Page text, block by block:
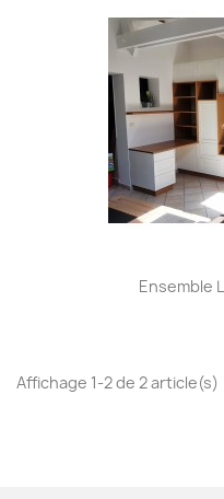
Ensemble
Affichage 1-2 de 2 article(s)